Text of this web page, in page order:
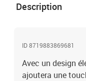
Description
ID 8719883869681
Avec un design
ajoutera une